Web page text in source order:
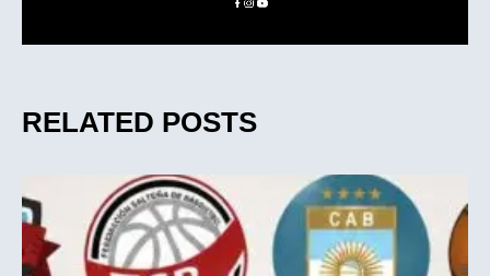
RELATED POSTS